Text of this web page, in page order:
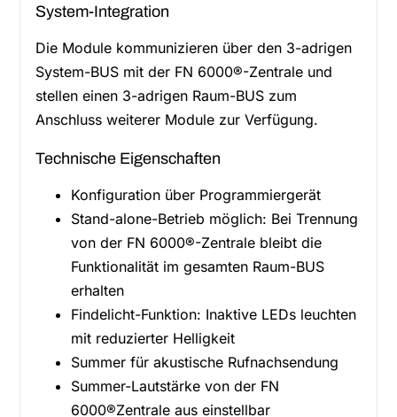
System-Integration
Die Module kommunizieren über den 3-adrigen
System-BUS mit der FN 6000®-Zentrale und
stellen einen 3-adrigen Raum-BUS zum
Anschluss weiterer Module zur Verfügung.
Technische Eigenschaften
Konfiguration über Programmiergerät
Stand-alone-Betrieb möglich: Bei Trennung
von der FN 6000®-Zentrale bleibt die
Funktionalität im gesamten Raum-BUS
erhalten
Findelicht-Funktion: Inaktive LEDs leuchten
mit reduzierter Helligkeit
Summer für akustische Rufnachsendung
Summer-Lautstärke von der FN
6000®Zentrale aus einstellbar